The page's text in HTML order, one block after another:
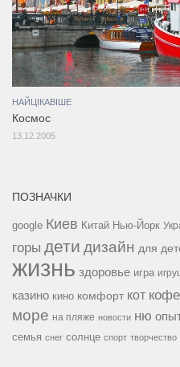
НАЙЦІКАВІШЕ
Космос
13.12.2005
ПОЗНАЧКИ
google Киев Китай Нью-Йорк
горы дети дизайн для
жизнь здоровье игра
казино кино комфорт кот кофе
море на пляже новости ню
семья снег солнце спорт творчество